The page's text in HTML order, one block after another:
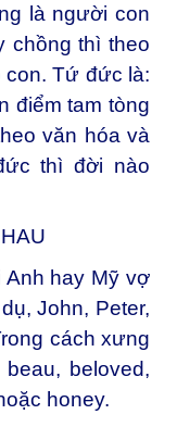
là người con
chồng thì theo
con. Tứ đức là:
điểm tam tòng
văn hóa và
thì đời nào
hay Mỹ vợ
John, Peter,
cách xưng
beloved,
honey.